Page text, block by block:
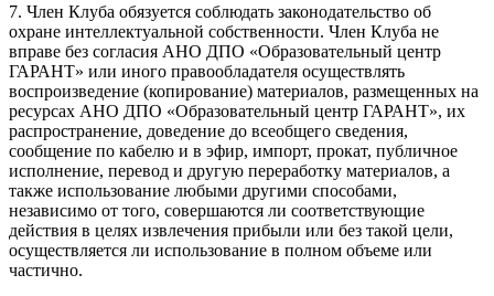
7. Член Клуба обязуется соблюдать законодательство об
охране интеллектуальной собственности. Член Клуба не
вправе без согласия АНО ДПО «Образовательный центр
ГАРАНТ» или иного правообладателя осуществлять
воспроизведение (копирование) материалов, размещенных на
ресурсах АНО ДПО «Образовательный центр ГАРАНТ», их
распространение, доведение до всеобщего сведения,
сообщение по кабелю и в эфир, импорт, прокат, публичное
исполнение, перевод и другую переработку материалов, а
также использование любыми другими способами,
независимо от того, совершаются ли соответствующие
действия в целях извлечения прибыли или без такой цели,
осуществляется ли использование в полном объеме или
частично.